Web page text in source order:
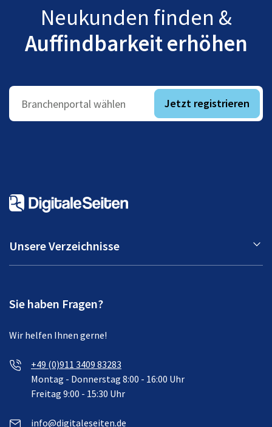
Neukunden finden &
Auffindbarkeit erhöhen
Branchenportal wählen Jetzt registrieren
Unsere Verzeichnisse
Sie haben Fragen?
Wir helfen Ihnen gerne!
+49 (0)911 3409 83283
Montag - Donnerstag 8:00 - 16:00 Uhr
Freitag 9:00 - 15:30 Uhr
info@digitaleseiten.de